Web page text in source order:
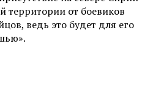
территории от боевиков
ведь это будет для его